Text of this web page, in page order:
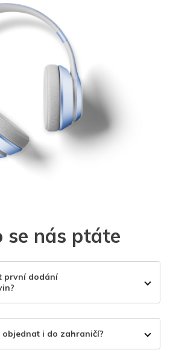
se nás ptáte
první dodání
i do zahraničí?